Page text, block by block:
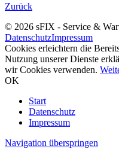
Zurück
© 2026 sFIX - Service &
DatenschutzImpressum
Cookies erleichtern die
Nutzung unserer Dienste
wir Cookies verwenden.
OK
Start
Datenschutz
Impressum
Navigation überspringen